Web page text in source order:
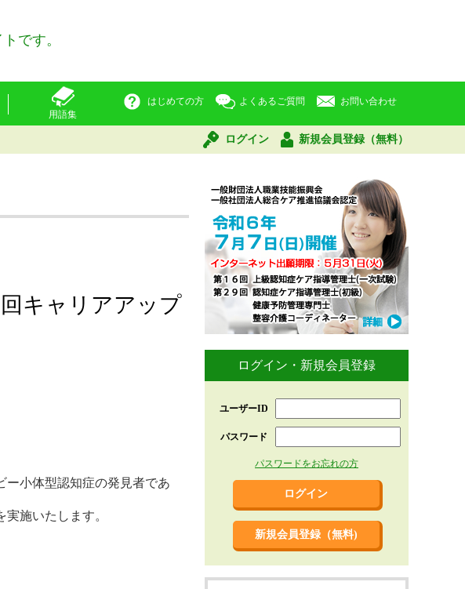
です。
用語集
はじめての方 よくあるご質問 お問い合わせ
ログイン 新規会員登録（無料）
キャリアアップ
ー小体型認知症の発見者であ
施いたします。
ログイン・新規会員登録
ユーザーID
パスワード
パスワードをお忘れの方
新規会員登録（無料)